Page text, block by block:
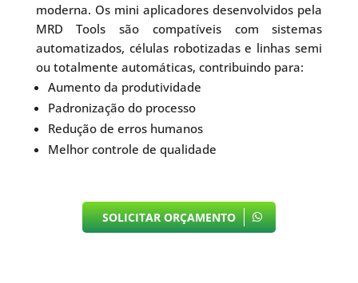
moderna. Os mini aplicadores desenvolvidos pela
MRD Tools são compatíveis com sistemas
automatizados, células robotizadas e linhas semi
ou totalmente automáticas, contribuindo para:
Aumento da produtividade
Padronização do processo
Redução de erros humanos
Melhor controle de qualidade
SOLICITAR ORÇAMENTO